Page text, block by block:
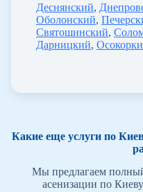
Деснянский,
Оболонский,
Святошинский,
Дарницкий, Осокорки
Какие еще услуги по
Мы предлагаем
асенизации по